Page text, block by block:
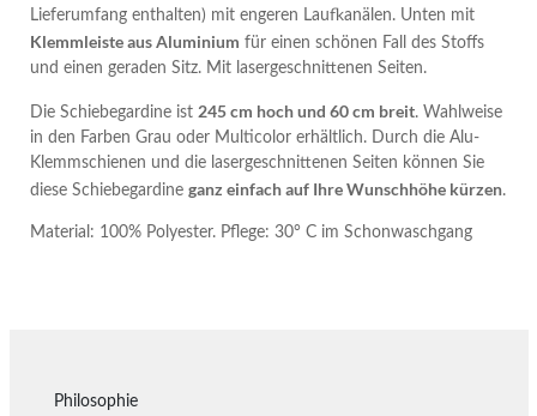
Lieferumfang enthalten) mit engeren Laufkanälen. Unten mit
Klemmleiste aus Aluminium für einen schönen Fall des Stoffs
und einen geraden Sitz. Mit lasergeschnittenen Seiten.
Die Schiebegardine ist 245 cm hoch und 60 cm breit. Wahlweise
in den Farben Grau oder Multicolor erhältlich. Durch die Alu-
Klemmschienen und die lasergeschnittenen Seiten können Sie
diese Schiebegardine ganz einfach auf Ihre Wunschhöhe kürzen.
Material: 100% Polyester. Pflege: 30° C im Schonwaschgang
Philosophie